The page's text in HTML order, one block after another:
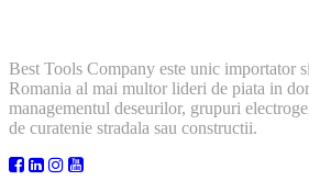
Best Tools Company este unic importator
Romania al mai multor lideri de piata in
managementul deseurilor, grupuri
de curatenie stradala sau constructii.